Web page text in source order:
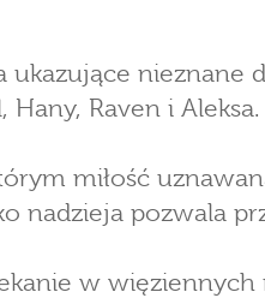
ukazujące nieznane
Hany, Raven i Aleksa.
miłość
nadzieja pozwala
w więziennych